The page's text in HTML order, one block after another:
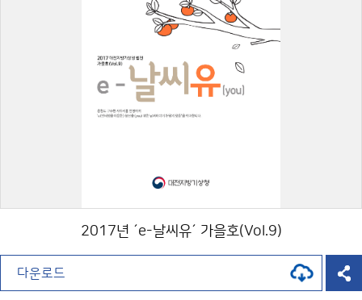
2017년 ´e-날씨유´ 가을호(Vol.9)
다운로드